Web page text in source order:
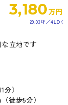
3,180万円
29.03坪 4LDK
立地です
）
徒歩5分）